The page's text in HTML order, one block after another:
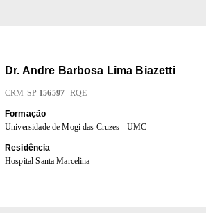
Dr. Andre Barbosa Lima Biazetti
CRM-SP 156597 RQE
Formação
Universidade de Mogi das Cruzes - UMC
Residência
Hospital Santa Marcelina